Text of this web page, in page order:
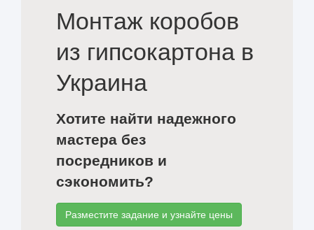
Монтаж коробов
из гипсокартона в
Украина
Хотите найти надежного
мастера без
посредников и
сэкономить?
Разместите задание и узнайте цены